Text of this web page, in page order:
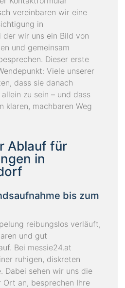
vereinbaren wir eine
in
wir uns ein Bild von
und gemeinsam
Dieser erste
Viele unserer
dass sie danach
zu sein – und dass
klaren, machbaren Weg
Ablauf für
in
bis zum
reibungslos verläuft,
und gut
Bei messie24.at
ruhigen, diskreten
Dabei sehen wir uns die
Ort an, besprechen Ihre